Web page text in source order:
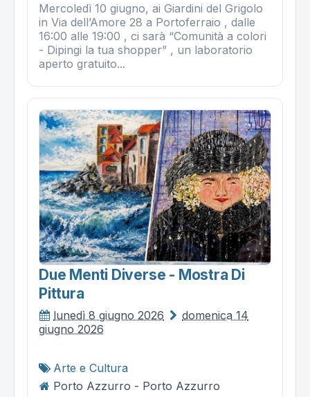
Mercoledì 10 giugno, ai Giardini del Grigolo
in Via dell’Amore 28 a Portoferraio , dalle
16:00 alle 19:00 , ci sarà “Comunità a colori
- Dipingi la tua shopper” , un laboratorio
aperto gratuito...
Due Menti Diverse - Mostra Di
Pittura
lunedì 8 giugno 2026
domenica 14
giugno 2026
Arte e Cultura
Porto Azzurro - Porto Azzurro